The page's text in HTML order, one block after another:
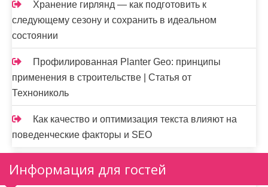
Хранение гирлянд — как подготовить к
следующему сезону и сохранить в идеальном
состоянии
Профилированная Planter Geo: принципы
применения в строительстве | Статья от
Технониколь
Как качество и оптимизация текста влияют на
поведенческие факторы и SEO
Информация для гостей